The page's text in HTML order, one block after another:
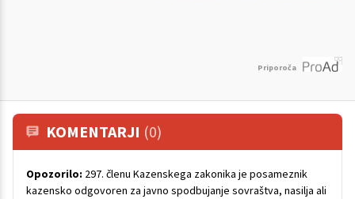
Priporoča
KOMENTARJI (0)
Opozorilo: 297. členu Kazenskega zakonika je posameznik
kazensko odgovoren za javno spodbujanje sovraštva, nasilja ali